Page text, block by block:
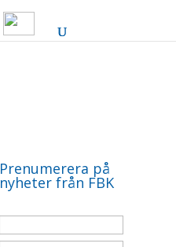
Prenumerera på
nyheter från FBK